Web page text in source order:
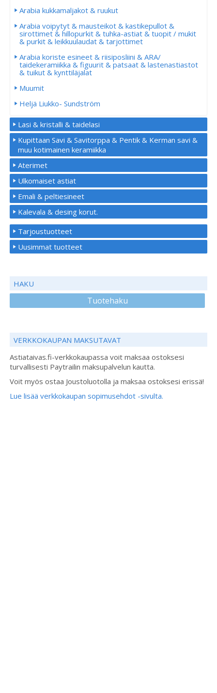
Arabia kukkamaljakot & ruukut
Arabia voipytyt & mausteikot & kastikepullot &
sirottimet & hillopurkit & tuhka-astiat & tuopit / mukit
& purkit & leikkuulaudat & tarjottimet
Arabia koriste esineet & riisiposliini & ARA/
taidekeramiikka & figuurit & patsaat & lastenastiastot
& tuikut & kynttiläjalat
Muumit
Heljä Liukko- Sundström
Lasi & kristalli & taidelasi
Kupittaan Savi & Savitorppa & Pentik & Kerman savi &
muu kotimainen keramiikka
Aterimet
Ulkomaiset astiat
Emali & peltiesineet
Kalevala & desing korut.
Tarjoustuotteet
Uusimmat tuotteet
HAKU
Tuotehaku
VERKKOKAUPAN MAKSUTAVAT
Astiataivas.fi-verkkokaupassa voit maksaa ostoksesi
turvallisesti Paytrailin maksupalvelun kautta.
Voit myös ostaa Joustoluotolla ja maksaa ostoksesi erissä!
Lue lisää verkkokaupan sopimusehdot -sivulta.